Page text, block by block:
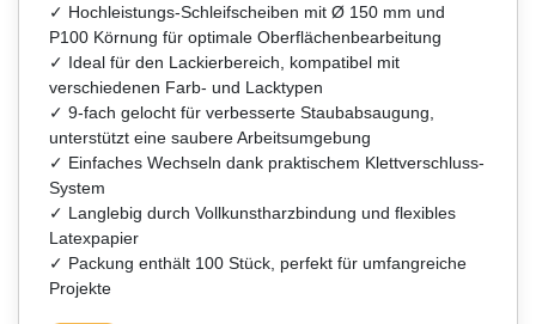
✓ Hochleistungs-Schleifscheiben mit Ø 150 mm und
P100 Körnung für optimale Oberflächenbearbeitung
✓ Ideal für den Lackierbereich, kompatibel mit
verschiedenen Farb- und Lacktypen
✓ 9-fach gelocht für verbesserte Staubabsaugung,
unterstützt eine saubere Arbeitsumgebung
✓ Einfaches Wechseln dank praktischem Klettverschluss-
System
✓ Langlebig durch Vollkunstharzbindung und flexibles
Latexpapier
✓ Packung enthält 100 Stück, perfekt für umfangreiche
Projekte